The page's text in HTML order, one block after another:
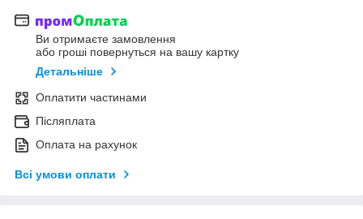
Ви отримаєте замовлення
або гроші повернуться на вашу картку
Детальніше
Оплатити частинами
Післяплата
Оплата на рахунок
Всі умови оплати